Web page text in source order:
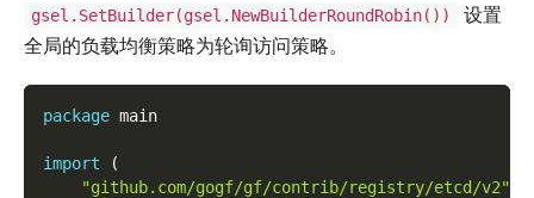
gsel.SetBuilder(gsel.NewBuilderRoundRobin())
设置
全局的负载均衡策略为轮询访问策略。
package main
import
(
"github.com/gogf/gf/contrib/registry/etcd/v2"